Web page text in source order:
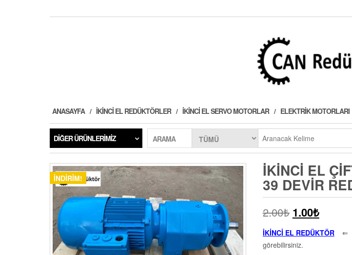
ANASAYFA İKINCI EL REDÜKTÖRLER İKINCI EL SERVO MOTORLAR ELEKTRIK MOTORLARI
DIĞER ÜRÜNLERIMIZ ARAMA
İNDIRIM! İKINCI EL
39 DEVIR
2.00₺ 1.00₺
İKİNCİ EL REDÜKTÖR⇐
görebilirsiniz.